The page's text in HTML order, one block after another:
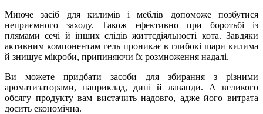
Миюче засіб для килимів і меблів допоможе позбутися
неприємного заходу. Також ефективно при боротьбі із
плямами сечі й інших слідів життєдіяльності кота. Завдяки
активним компонентам гель проникає в глибокі шари килима
й знищує мікроби, припиняючи їх розмноження надалі.
Ви можете придбати засоби для збирання з різними
ароматизаторами, наприклад, дині й лаванди. А великого
обсягу продукту вам вистачить надовго, адже його витрата
досить економічна.